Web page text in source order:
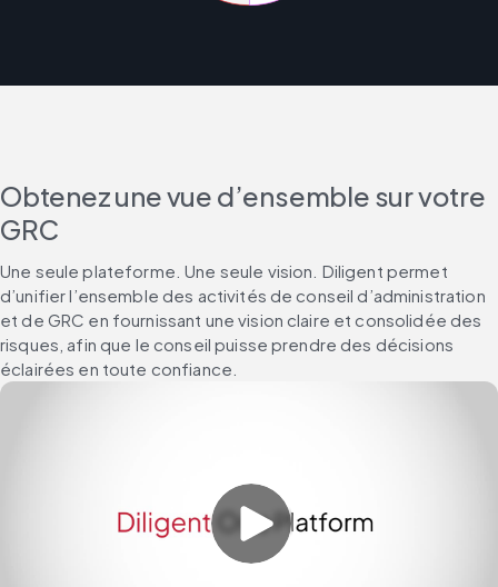
Obtenez une vue d’ensemble sur votre
GRC
Une seule plateforme. Une seule vision. Diligent permet
d’unifier l’ensemble des activités de conseil d’administration
et de GRC en fournissant une vision claire et consolidée des
risques, afin que le conseil puisse prendre des décisions
éclairées en toute confiance.